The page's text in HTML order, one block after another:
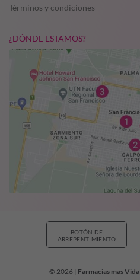
Términos y condiciones
¿DÓNDE ESTAMOS?
BOTÓN DE
ARREPENTIMIENTO
© 2026 | Farmacias mas Vida